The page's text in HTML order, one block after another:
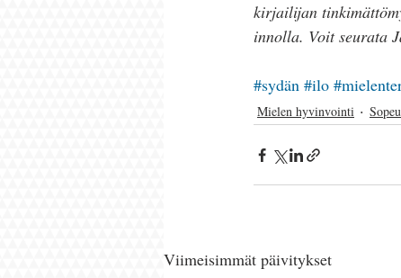
kirjailijan
innolla. Voit seurata
#sydän #ilo
Mielen hyvinvointi
Viimeisimmät päivitykset